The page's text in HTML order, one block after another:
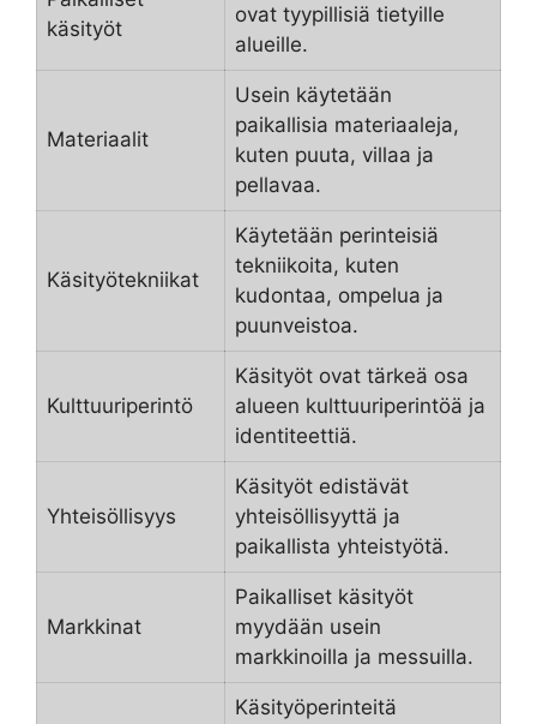
käsityöt
ovat tyypillisiä tietyille
alueille.
Materiaalit
Usein käytetään
paikallisia materiaaleja,
kuten puuta, villaa ja
pellavaa.
Käsityötekniikat
Käytetään perinteisiä
tekniikoita, kuten
kudontaa, ompelua ja
puunveistoa.
Kulttuuriperintö
Käsityöt ovat tärkeä osa
alueen kulttuuriperintöä ja
identiteettiä.
Yhteisöllisyys
Käsityöt edistävät
yhteisöllisyyttä ja
paikallista yhteistyötä.
Markkinat
Paikalliset käsityöt
myydään usein
markkinoilla ja messuilla.
Käsityöperinteitä